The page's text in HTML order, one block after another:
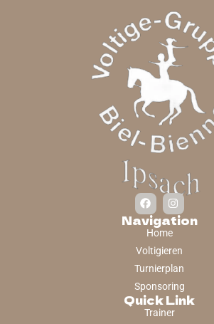
Navigation
Home
Voltigieren
Turnierplan
Sponsoring
Quick Link
Trainer